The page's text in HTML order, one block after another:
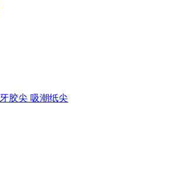
牙胶尖 吸潮纸尖